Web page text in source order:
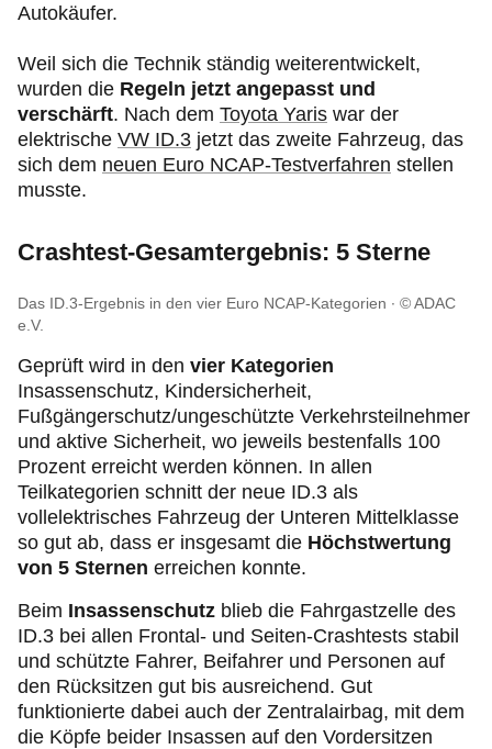
Autokäufer.
Weil sich die Technik ständig weiterentwickelt,
wurden die Regeln jetzt angepasst und
verschärft. Nach dem Toyota Yaris war der
elektrische VW ID.3 jetzt das zweite Fahrzeug, das
sich dem neuen Euro NCAP-Testverfahren stellen
musste.
Crashtest-Gesamtergebnis: 5 Sterne
Das ID.3-Ergebnis in den vier Euro NCAP-Kategorien
© ADAC
e.V.
Geprüft wird in den vier Kategorien
Insassenschutz, Kindersicherheit,
Fußgängerschutz/ungeschützte Verkehrsteilnehmer
und aktive Sicherheit, wo jeweils bestenfalls 100
Prozent erreicht werden können. In allen
Teilkategorien schnitt der neue ID.3 als
vollelektrisches Fahrzeug der Unteren Mittelklasse
so gut ab, dass er insgesamt die Höchstwertung
von 5 Sternen erreichen konnte.
Beim Insassenschutz blieb die Fahrgastzelle des
ID.3 bei allen Frontal- und Seiten-Crashtests stabil
und schützte Fahrer, Beifahrer und Personen auf
den Rücksitzen gut bis ausreichend. Gut
funktionierte dabei auch der Zentralairbag, mit dem
die Köpfe beider Insassen auf den Vordersitzen